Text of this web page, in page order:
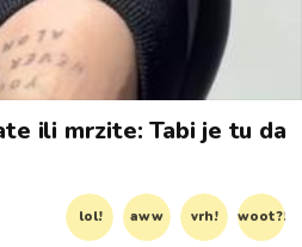
ili mrzite: Tabi je tu da
lol! aww vrh! woot?!